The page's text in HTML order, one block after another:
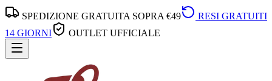
SPEDIZIONE GRATUITA SOPRA €49
RESI GRATUITI
14 GIORNI
OUTLET UFFICIALE